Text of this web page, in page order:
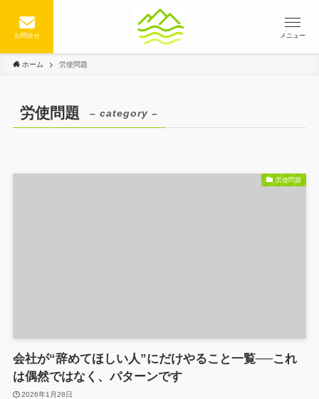
お問合せ メニュー
ホーム 労使問題
労使問題 – category –
労使問題
会社が“辞めてほしい人”にだけやること一覧──これ
は偶然ではなく、パターンです
2026年1月28日